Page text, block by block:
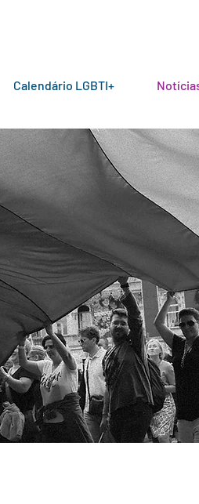
Calendário LGBTI+